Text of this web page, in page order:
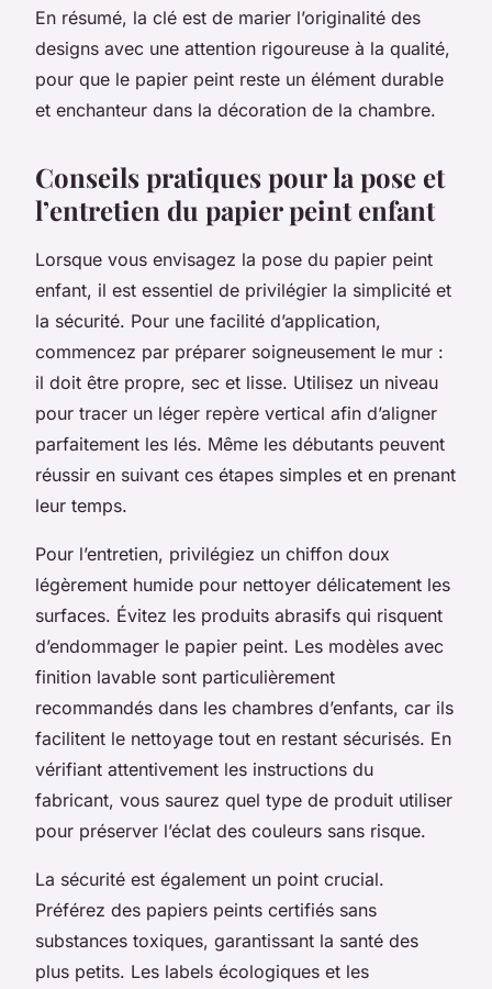
En résumé, la clé est de marier l’originalité des
designs avec une attention rigoureuse à la qualité,
pour que le papier peint reste un élément durable
et enchanteur dans la décoration de la chambre.
Conseils pratiques pour la pose et
l’entretien du papier peint enfant
Lorsque vous envisagez la pose du papier peint
enfant, il est essentiel de privilégier la simplicité et
la sécurité. Pour une facilité d’application,
commencez par préparer soigneusement le mur :
il doit être propre, sec et lisse. Utilisez un niveau
pour tracer un léger repère vertical afin d’aligner
parfaitement les lés. Même les débutants peuvent
réussir en suivant ces étapes simples et en prenant
leur temps.
Pour l’entretien, privilégiez un chiffon doux
légèrement humide pour nettoyer délicatement les
surfaces. Évitez les produits abrasifs qui risquent
d’endommager le papier peint. Les modèles avec
finition lavable sont particulièrement
recommandés dans les chambres d’enfants, car ils
facilitent le nettoyage tout en restant sécurisés. En
vérifiant attentivement les instructions du
fabricant, vous saurez quel type de produit utiliser
pour préserver l’éclat des couleurs sans risque.
La sécurité est également un point crucial.
Préférez des papiers peints certifiés sans
substances toxiques, garantissant la santé des
plus petits. Les labels écologiques et les